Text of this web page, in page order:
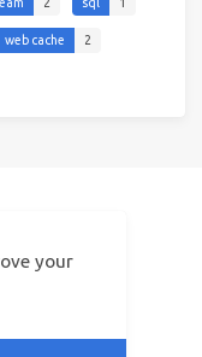
your
web cache 2
Hexo&Icarus